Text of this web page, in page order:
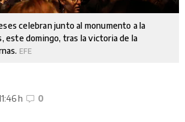
celebran junto al monumento a la
este domingo, tras la victoria de la
EFE
h 0